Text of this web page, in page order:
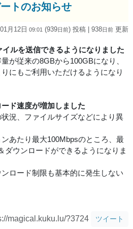
トのお知らせ
月12日 09:01 (939日前) 投稿 | 938日前 更新
イルを送信できるようになりました
が従来の8GBから100GBになり、
にもご利用いただけるようになり
ド速度が増加しました
況、ファイルサイズなどにより異
あたり最大100Mbpsのところ、最
ダウンロードができるようになりま
ロード制限も基本的に発生しない
magical.kuku.lu/?3724 ツイート